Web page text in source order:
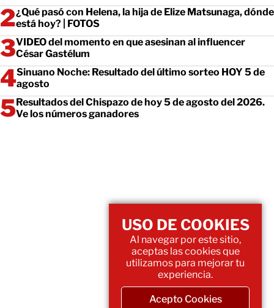
¿Qué pasó con Helena, la hija de Elize Matsunaga, dónde
está hoy? | FOTOS
VIDEO del momento en que asesinan al influencer
César Gastélum
Sinuano Noche: Resultado del último sorteo HOY 5 de
agosto
Resultados del Chispazo de hoy 5 de agosto del 2026.
Ve los números ganadores
USO DE COOKIES
Al navegar por este sitio,
aceptas las cookies que
utilizamos para mejorar tu
experiencia.
Acepto Cookies